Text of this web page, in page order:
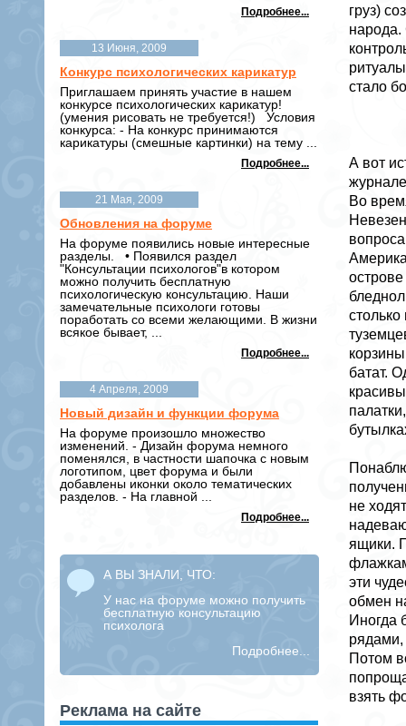
Подробнее...
13 Июня, 2009
Конкурс психологических карикатур
Приглашаем принять участие в нашем
конкурсе психологических карикатур!
(умения рисовать не требуется!) Условия
конкурса: - На конкурс принимаются
карикатуры (смешные картинки) на тему ...
Подробнее...
21 Мая, 2009
Обновления на форуме
На форуме появились новые интересные
разделы. • Появился раздел
"Консультации психологов"в котором
можно получить бесплатную
психологическую консультацию. Наши
замечательные психологи готовы
поработать со всеми желающими. В жизни
всякое бывает, ...
Подробнее...
4 Апреля, 2009
Новый дизайн и функции форума
На форуме произошло множество
изменений. - Дизайн форума немного
поменялся, в частности шапочка с новым
логотипом, цвет форума и были
добавлены иконки около тематических
разделов. - На главной ...
Подробнее...
А ВЫ ЗНАЛИ, ЧТО:
У нас на форуме можно получить
бесплатную консультацию
психолога
Подробнее...
Реклама на сайте
груз)
народа.
стало
А вот
Во
батат.
не
ящики.
эти
обмен
Иногда
Потом
взять